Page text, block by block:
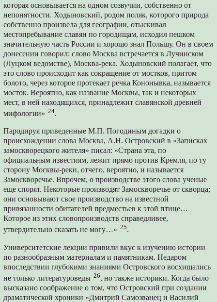
которая основывается на одном созвучии, собственно от
непонятности. Ходыновский, родом поляк, которого природа
собственно произвела для географии, отыскивал
местопребывание славян по городищам, исходил пешком
значительную часть России и хорошо знал Польшу. Он в своем
донесении говорил: слово Москва встречается в Лучинском
(Луцком ведомстве), Москва-река. Ходыновский полагает, что
это слово происходит как сокращение от мостков, притом
болото, через которое протекает речка Кононывка, называется
мосток. Вероятно, как название Москвы, так и некоторых
мест, в ней находящихся, принадлежит славянской древней
мифологии» 24.
Пародируя приведенные М.П. Погодиным догадки о
происхождении слова Москва, А.Н. Островский в «Записках
замоскворецкого жителя» писал: «Страна эта, по
официальным известиям, лежит прямо против Кремля, по ту
сторону Москвы-реки, отчего, вероятно, и называется
Замоскворечье. Впрочем, о производстве этого слова ученые
еще спорят. Некоторые производят Замоскворечье от скворца;
они основывают свое производство на известной
привязанности обитателей предместьев к этой птице…
Которое из этих словопроизводств справедливее,
утвердительно сказать не могу…» 25.
Университетские лекции привили вкус к изучению истории
по разнообразным материалам и памятникам. Недаром
впоследствии глубокими знаниями Островского восхищались
не только литературоведы 26, но также историки. Когда было
высказано соображение о том, что Островский при создании
драматической хроники «Дмитрий Самозванец и Василий